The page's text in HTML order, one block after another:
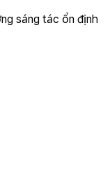
sáng tác ổn định